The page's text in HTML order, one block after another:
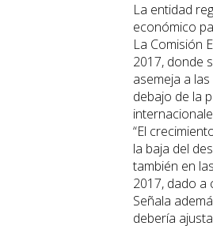
La entidad
económico
La Comisión
2017, donde
asemeja a
debajo de la
“El
la baja del
también en
2017, dado a
Señala
debería